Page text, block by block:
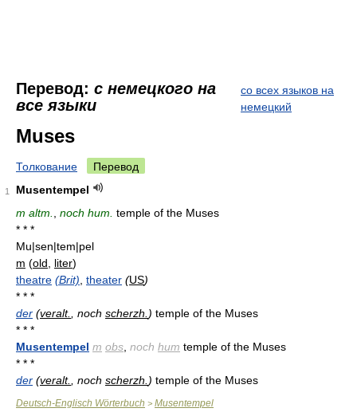
Перевод: с немецкого на
все языки
со всех языков на
немецкий
Muses
Толкование Перевод
1
Musentempel
m altm.
noch hum. temple of the Muses
* * *
Mu|sen|tem|pel
m (old liter)
theatre (Brit) theater (US)
* * *
der (veralt. , noch scherzh. ) temple of the Muses
* * *
Musentempel m obs noch hum temple of the Muses
* * *
der (veralt. , noch scherzh. ) temple of the Muses
Deutsch-Englisch Wörterbuch > Musentempel